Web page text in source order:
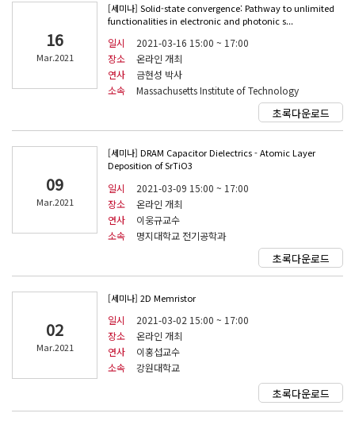
16
Mar.2021
[세미나] Solid-state convergence: Pathway to unlimited
functionalities in electronic and photonic s...
일시
2021-03-16 15:00 ~ 17:00
장소
온라인 개최
연사
금현성 박사
소속
Massachusetts Institute of Technology
초록다운로드
09
Mar.2021
[세미나] DRAM Capacitor Dielectrics - Atomic Layer
Deposition of SrTiO3
일시
2021-03-09 15:00 ~ 17:00
장소
온라인 개최
연사
이웅규교수
소속
명지대학교 전기공학과
초록다운로드
02
Mar.2021
[세미나] 2D Memristor
일시
2021-03-02 15:00 ~ 17:00
장소
온라인 개최
연사
이홍섭교수
소속
강원대학교
초록다운로드